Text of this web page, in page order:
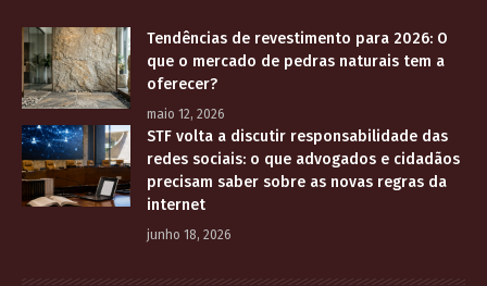
Tendências de revestimento para 2026: O
que o mercado de pedras naturais tem a
oferecer?
maio 12, 2026
STF volta a discutir responsabilidade das
redes sociais: o que advogados e cidadãos
precisam saber sobre as novas regras da
internet
junho 18, 2026